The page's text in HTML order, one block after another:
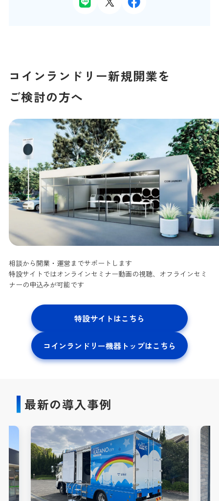
コインランドリー新規開業を
ご検討の方へ
相談から開業・運営までサポートします
特設サイトではオンラインセミナー動画の視聴、オフラインセミ
ナーの申込みが可能です
特設サイトはこちら
コインランドリー機器トップはこちら
最新の導入事例